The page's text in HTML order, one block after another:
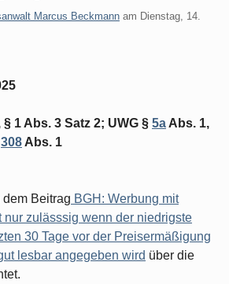
Marcus Beckmann am Dienstag, 14.
1 Abs. 3 Satz 2; UWG § 5a Abs. 1,
308 Abs. 1
Beitrag BGH: Werbung mit
nur zulässsig wenn der niedrigste
30 Tage vor der Preisermäßigung
lesbar angegeben wird über die